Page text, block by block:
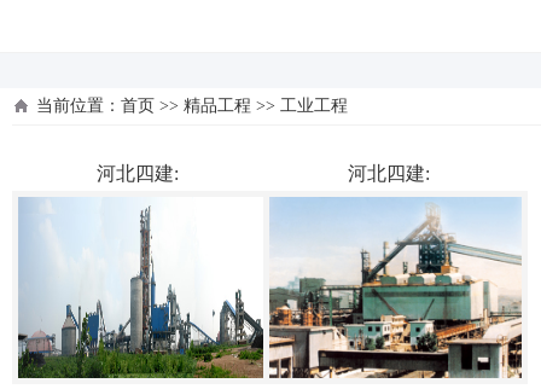
当前位置： 首页 >> 精品工程 >> 工业工程
河北四建: 河北四建: